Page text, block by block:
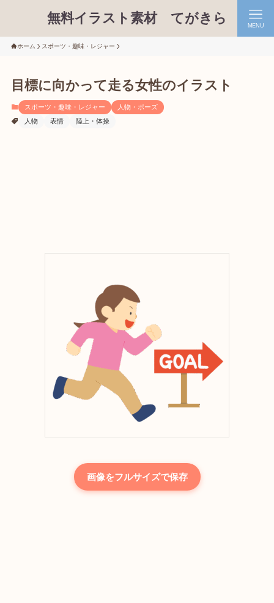
無料イラスト素材 てがきら MENU
ホーム スポーツ・趣味・レジャー
目標に向かって走る女性のイラスト
スポーツ・趣味・レジャー
人物・ポーズ
人物
表情 陸上・体操
画像をフルサイズで保存